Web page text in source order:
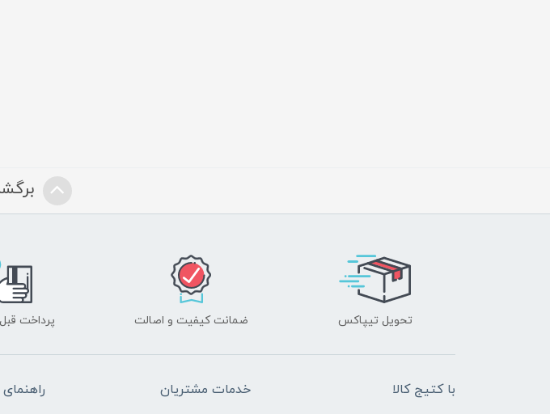
تحویل تیپاکس ضمانت کیفیت و اصالت پرداخت
با کتیج کالا خدمات مشتریان